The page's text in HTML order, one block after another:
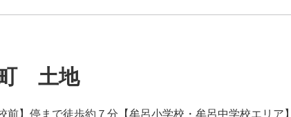
町 土地
】停まで徒歩約７分【牟呂小学校・牟呂中学校エリア】